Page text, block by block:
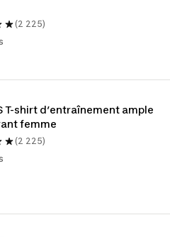
(2 225)
T-shirt d’entraînement ample
femme
(2 225)